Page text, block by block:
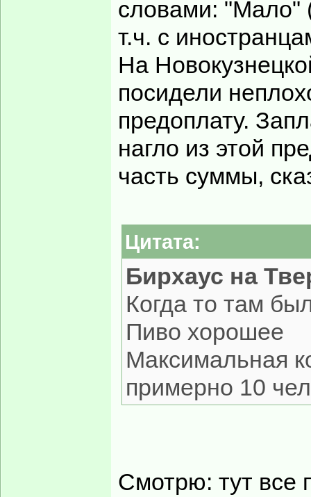
словами: "Мало"
т.ч. с
На
посидели
предоплату.
нагло из этой
часть суммы,
Цитата:
Бирхаус на
Когда то там
Пиво хорошее
Максимальная
примерно 10 чел
Смотрю: тут все